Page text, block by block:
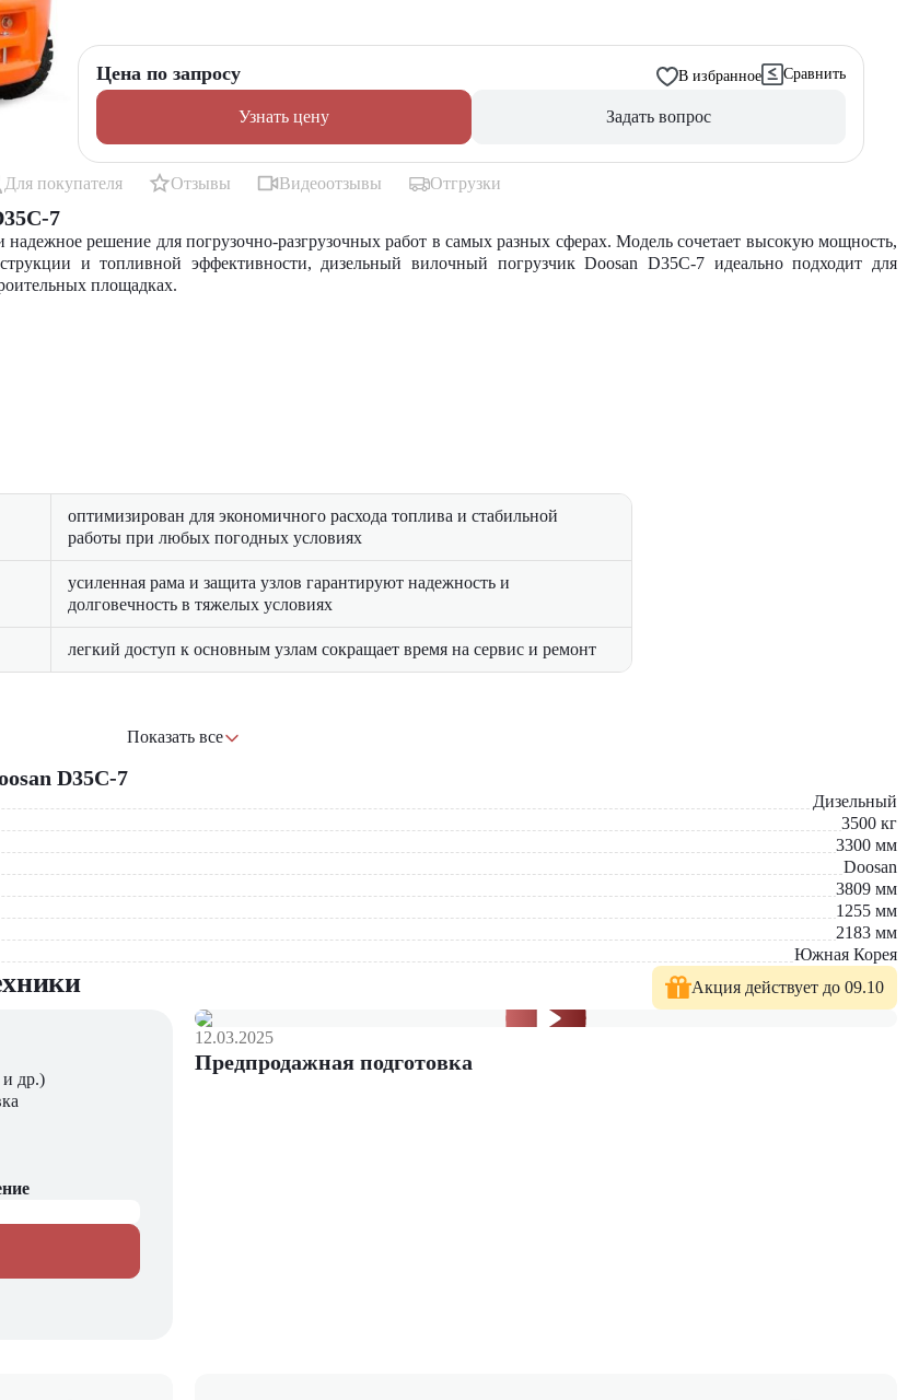
Цена по запросу В избранное Сравнить
Узнать цену Задать вопрос
Для покупателя Отзывы Видеоотзывы Отгрузки
7
решение для погрузочно-разгрузочных работ в самых разных сферах. Модель сочетает высокую мощность,
и топливной эффективности, дизельный вилочный погрузчик Doosan D35C-7 идеально подходит для
площадках.
оптимизирован для экономичного расхода топлива и стабильной
работы при любых погодных условиях
усиленная рама и защита узлов гарантируют надежность и
долговечность в тяжелых условиях
легкий доступ к основным узлам сокращает время на сервис и ремонт
и блоков
и оборудованием
на линии
и вагонов
новые модели складского оборудования с гарантией. У нас вы найдете: широкий выбор спецтехники, вилочных
для долгосрочной эксплуатации, профессиональные консультации по выбору техники.
Показать все
D35C-7
Дизельный
3500 кг
3300 мм
Doosan
3809 мм
1255 мм
2183 мм
Южная Корея
Акция действует до 09.10
и др.)
12.03.2025
Предпродажная подготовка